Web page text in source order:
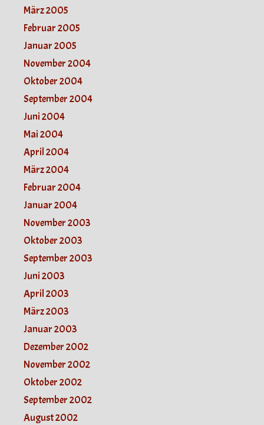
März 2005
Februar 2005
Januar 2005
November 2004
Oktober 2004
September 2004
Juni 2004
Mai 2004
April 2004
März 2004
Februar 2004
Januar 2004
November 2003
Oktober 2003
September 2003
Juni 2003
April 2003
März 2003
Januar 2003
Dezember 2002
November 2002
Oktober 2002
September 2002
August 2002